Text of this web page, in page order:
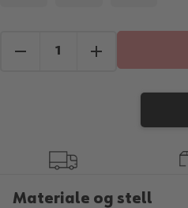
Materiale og stell